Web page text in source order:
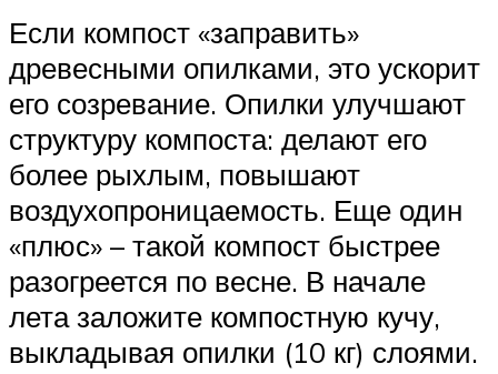
Если компост «заправить»
древесными опилками, это ускорит
его созревание. Опилки улучшают
структуру компоста: делают его
более рыхлым, повышают
воздухопроницаемость. Еще один
«плюс» – такой компост быстрее
разогреется по весне. В начале
лета заложите компостную кучу,
выкладывая опилки (10 кг) слоями.